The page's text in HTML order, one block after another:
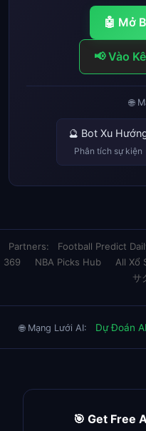
🤖 Mở
📢 Vào
🌐
🔮 Bot Xu
Phân tích sự kiện
Partners: Football Predict
369
NBA Picks Hub All Xổ
サ
🌐 Mạng Lưới AI: Dự Đoán
🎯 Get Free